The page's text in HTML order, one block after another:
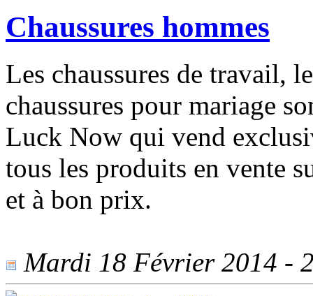
Chaussures hommes
Les chaussures de travail,
chaussures pour mariage
Luck Now qui vend
tous les produits en vente
et à bon prix.
Mardi 18 Février 2014 -